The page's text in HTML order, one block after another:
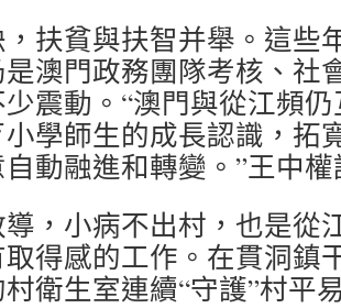
扶貧與扶智并舉。這些
澳門政務團隊考核、社
震動。“澳門與從江頻
學師生的成長認識，拓
動融進和轉變。”王中
，小病不出村，也是從
得感的工作。在貫洞鎮
衛生室連續“守護”村平